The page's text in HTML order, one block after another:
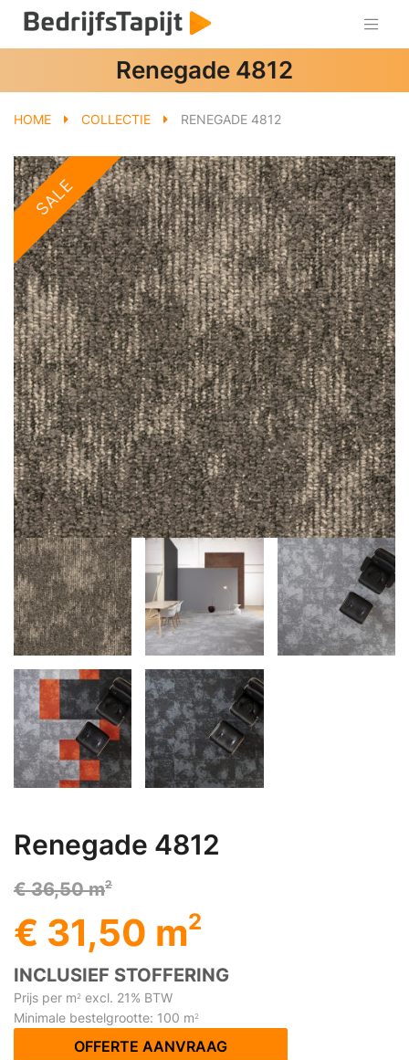
Renegade 4812
HOME COLLECTIE RENEGADE 4812
SALE
Renegade 4812
€ 36,50 m2
€ 31,50 m2
INCLUSIEF STOFFERING
Prijs per m2 excl. 21% BTW
Minimale bestelgrootte: 100 m2
OFFERTE AANVRAAG